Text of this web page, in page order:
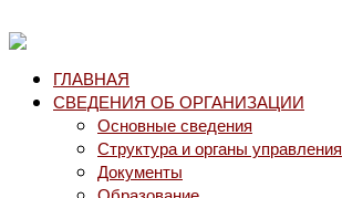
ГЛАВНАЯ
СВЕДЕНИЯ ОБ ОРГАНИЗАЦИИ
Основные сведения
Структура и органы управления
Документы